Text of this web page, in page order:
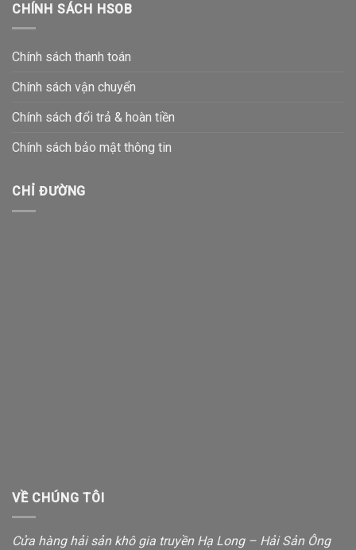
CHÍNH SÁCH HSOB
Chính sách thanh toán
Chính sách vận chuyển
Chính sách đổi trả & hoàn tiền
Chính sách bảo mật thông tin
CHỈ ĐƯỜNG
VỀ CHÚNG TÔI
Cửa hàng hải sản khô gia truyền Hạ Long – Hải Sản Ông